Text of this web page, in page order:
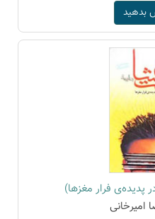
بدهید
فرار مغزها)
امیرخانی